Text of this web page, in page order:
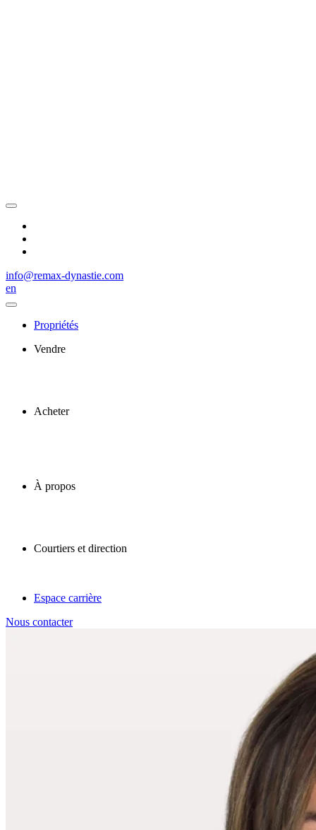
info@remax-dynastie.com
en
Propriétés
Vendre
Acheter
À propos
Courtiers et direction
Espace carrière
Nous contacter